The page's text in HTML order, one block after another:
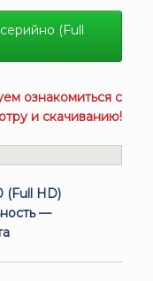
(Full
ознакомиться с
и скачиванию!
(Full HD)
—